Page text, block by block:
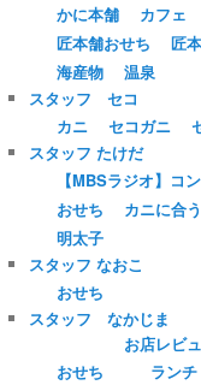
かに本舗
カフェ
匠本舗おせち
匠
海産物
温泉
スタッフ セコ
カニ
セコガニ
スタッフ たけだ
【MBSラジオ】コ
おせち
カニに合
明太子
スタッフ なおこ
おせち
スタッフ なかじま
おせち
お店レビ
ランチ